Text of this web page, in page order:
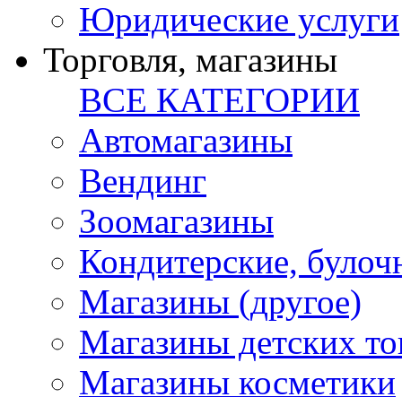
Юридические услуги
Торговля, магазины
ВСЕ КАТЕГОРИИ
Автомагазины
Вендинг
Зоомагазины
Кондитерские,
Магазины (другое)
Магазины детских
Магазины косметики